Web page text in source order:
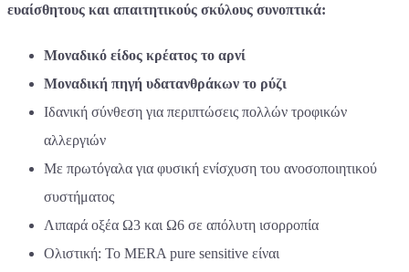
ευαίσθητους και απαιτητικούς σκύλους συνοπτικά:
Μοναδικό είδος κρέατος το αρνί
Μοναδική πηγή υδατανθράκων το ρύζι
Iδανική σύνθεση για περιπτώσεις πολλών τροφικών
αλλεργιών
Με πρωτόγαλα για φυσική ενίσχυση του ανοσοποιητικού
συστήματος
Λιπαρά οξέα Ω3 και Ω6 σε απόλυτη ισορροπία
Ολιστική: Το MERA pure sensitive είναι